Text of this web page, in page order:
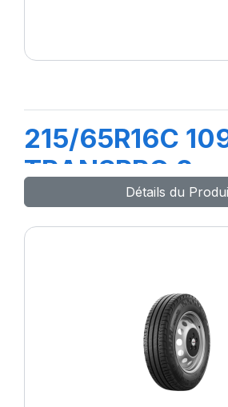
215/65R16C
TRANSPRO 2
Détails du